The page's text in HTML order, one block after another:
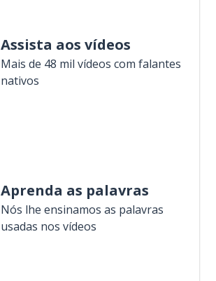
Assista aos vídeos
Mais de 48 mil vídeos com falantes
nativos
Aprenda as palavras
Nós lhe ensinamos as palavras
usadas nos vídeos